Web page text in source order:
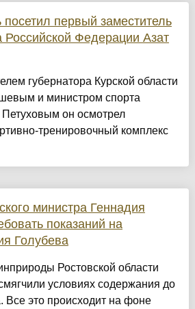
посетил первый заместитель
Российской Федерации Азат
губернатора Курской области
и министром спорта
он осмотрел
тренировочный комплекс
министра Геннадия
показаний на
Голубева
Ростовской области
условиях содержания до
Все это происходит на фоне